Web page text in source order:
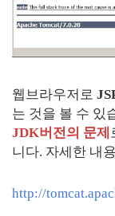
웹브라우저로
는 것을 볼 수 있
JDK버전의 문제
니다. 자세한 내
http://